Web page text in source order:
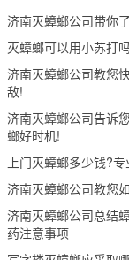
济南灭蟑螂公司带你
灭蟑螂可以用小苏打
济南灭蟑螂公司教您
敌!
济南灭蟑螂公司告诉
螂好时机!
上门灭蟑螂多少钱?
济南灭蟑螂公司教您
济南灭蟑螂公司总结
药注意事项